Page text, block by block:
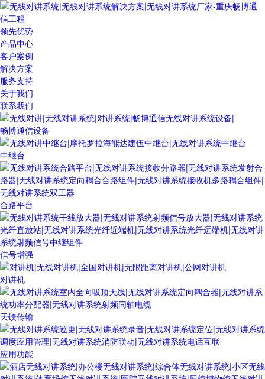
领先优势
产品中心
客户案例
解决方案
服务支持
关于我们
联系我们
畅博通信设备
中继台
合路平台
信号增强
对讲机
天馈传输
应用功能